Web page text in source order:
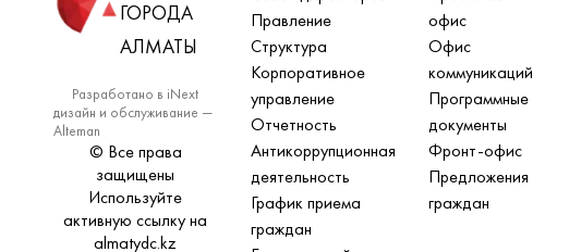
ГОРОДА
АЛМАТЫ
Разработано в iNext
дизайн и обслуживание —
Alteman
© Все права
защищены
Используйте
активную ссылку на
almatydc.kz
Правление
Структура
Корпоративное
управление
Отчетность
Антикоррупционная
деятельность
График приема
граждан
офис
Офис
коммуникаций
Программные
документы
Фронт-офис
Предложения
граждан